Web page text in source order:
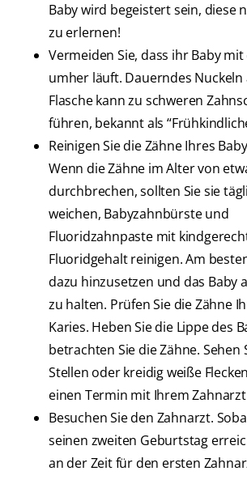
Baby wird begeistert sein, diese
zu erlernen!
Vermeiden Sie, dass ihr Baby
umher läuft. Dauerndes Nuckeln
Flasche kann zu schweren
führen, bekannt als
Reinigen Sie die Zähne Ihres
Wenn die Zähne im Alter von
durchbrechen, sollten Sie sie
weichen, Babyzahnbürste und
Fluoridzahnpaste mit
Fluoridgehalt reinigen. Am
dazu hinzusetzen und das Baby
zu halten. Prüfen Sie die Zähne
Karies. Heben Sie die Lippe des
betrachten Sie die Zähne. Sehen
Stellen oder kreidig weiße
einen Termin mit Ihrem
Besuchen Sie den Zahnarzt.
seinen zweiten Geburtstag
an der Zeit für den ersten